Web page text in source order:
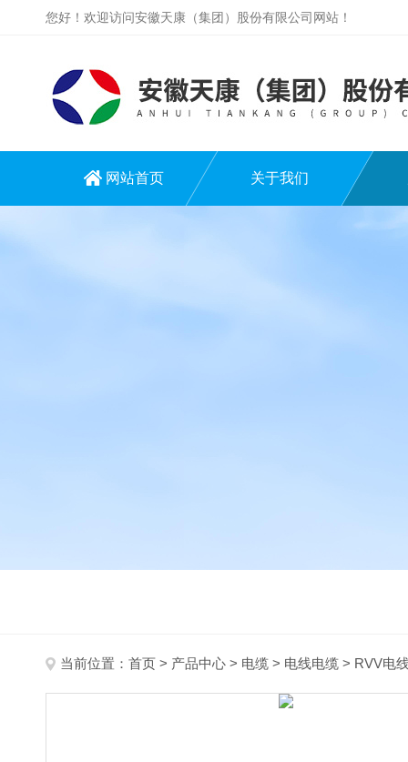
您好！欢迎访问安徽天康（集团）股份有限公司网站！
网站首页 关于我们
当前位置： 首页 > 产品中心 > 电缆 > 电线电缆 > RVV电